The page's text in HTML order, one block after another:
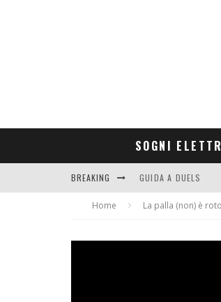
SOGNI
BREAKING GUIDA A DUELS
CONTRIBUTORS
Home La palla (non) è